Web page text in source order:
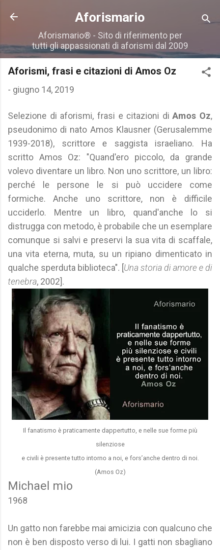
Passa ai contenuti principali
Aforismario
Aforismario® - Sito di riferimento per
tutti gli appassionati di aforismi dal 2009
Aforismi, frasi e citazioni di Amos Oz
- giugno 14, 2019
Selezione di aforismi, frasi e citazioni diAmos Oz,
pseudonimo di nato Amos Klausner (Gerusalemme
1939-2018), scrittore e saggista israeliano. Ha
scritto Amos Oz: "Quand'ero piccolo, da grande
volevo diventare un libro. Non uno scrittore, un libro:
perché le persone le si può uccidere come
formiche. Anche uno scrittore, non è difficile
ucciderlo. Mentre un libro, quand'anche lo si
distrugga con metodo, è probabile che un esemplare
comunque si salvi e preservi la sua vita di scaffale,
una vita eterna, muta, su un ripiano dimenticato in
qualche sperduta biblioteca". [Una storia di amore e di
tenebra, 2002].
Il fanatismo è praticamente dappertutto, e nelle sue forme più
silenziose
e civili è presente tutto intorno a noi, e fors’anche dentro di noi.
(Amos Oz)
Michael mio
1968
Un gatto non farebbe mai amicizia con qualcuno che
non è ben disposto verso di lui. I gatti non sbagliano